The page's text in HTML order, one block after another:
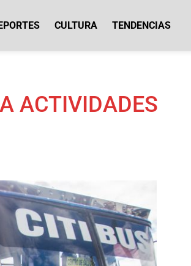
CULTURA TENDENCIAS
ACTIVIDADES